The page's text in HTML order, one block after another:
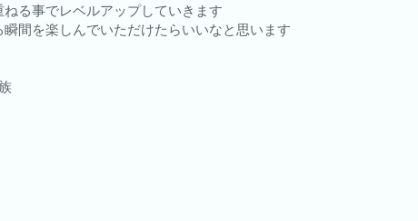
る事でレベルアップしていきます
間を楽しんでいただけたらいいなと思います